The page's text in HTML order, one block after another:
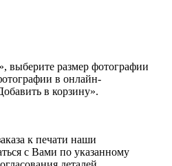
выберите размер фотографии
в онлайн-
в корзину».
к печати наши
с Вами по указанному